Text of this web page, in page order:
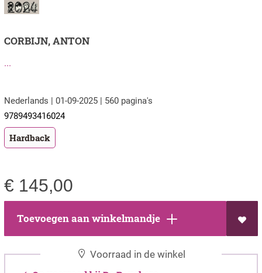
CORBIJN, ANTON
...
Nederlands | 01-09-2025 | 560 pagina's
9789493416024
Hardback
€ 145,00
Toevoegen aan winkelmandje
Voorraad in de winkel